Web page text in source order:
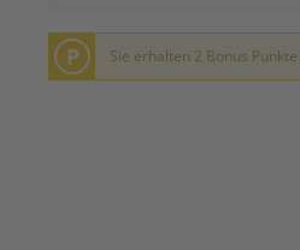
P Sie erhalten 2 Bonus